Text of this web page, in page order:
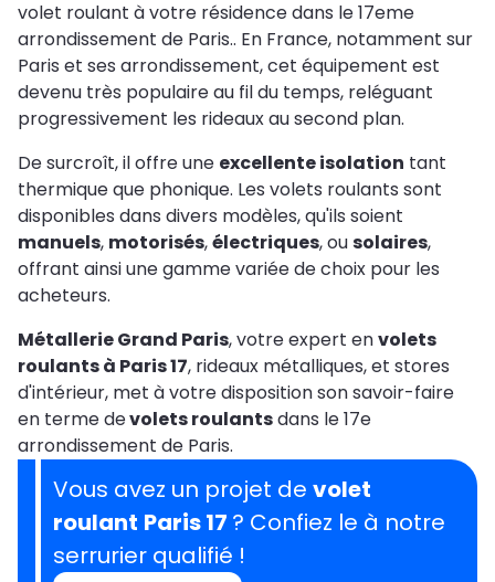
volet roulant à votre résidence dans le 17eme
arrondissement de Paris.. En France, notamment sur
Paris et ses arrondissement, cet équipement est
devenu très populaire au fil du temps, reléguant
progressivement les rideaux au second plan.
De surcroît, il offre une excellente isolation tant
thermique que phonique. Les volets roulants sont
disponibles dans divers modèles, qu'ils soient
manuels, motorisés,électriques, ousolaires,
offrant ainsi une gamme variée de choix pour les
acheteurs.
Métallerie Grand Paris, votre expert envolets
roulants à Paris 17, rideaux métalliques, et stores
d'intérieur, met à votre disposition son savoir-faire
en terme devolets roulantsdans le 17e
arrondissement de Paris.
Vous avez un projet de volet
roulant Paris 17 ? Confiez le à notre
serrurier qualifié !